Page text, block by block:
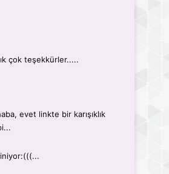
çok teşekkürler.....
evet linkte bir karışıklık